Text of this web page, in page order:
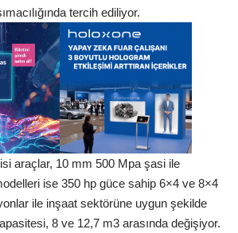
tercih ediliyor.
araçlar, 10 mm 500 Mpa şasi ile
ise 350 hp güce sahip 6×4 ve 8×4
ile inşaat sektörüne uygun şekilde
8 ve 12,7 m3 arasında değişiyor.